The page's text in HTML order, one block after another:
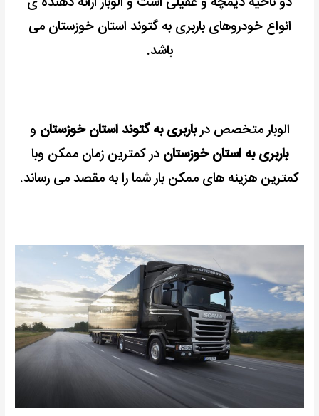
انواع خودروهای باربری به گتوند استان خوزستان می
باشد.
الوبار متخصص درباربری به گتوند استان خوزستان و
باربری به استان خوزستان در کمترین زمان ممکن وبا
کمترین هزینه های ممکن بار شما را به مقصد می رساند.